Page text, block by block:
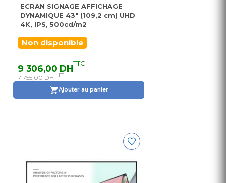
ECRAN SIGNAGE AFFICHAGE
DYNAMIQUE 43" (109,2 cm) UHD
4K, IPS, 500cd/m2
Non disponible
9 306,00 DHTTC
7 755,00 DH HT
Ajouter au panier